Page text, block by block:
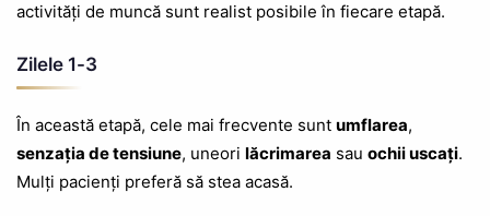
Zilele 1-3
În această etapă, cele mai frecvente sunt umflarea,
senzația de tensiune, uneori lăcrimarea sau ochii uscați.
Mulți pacienți preferă să stea acasă.